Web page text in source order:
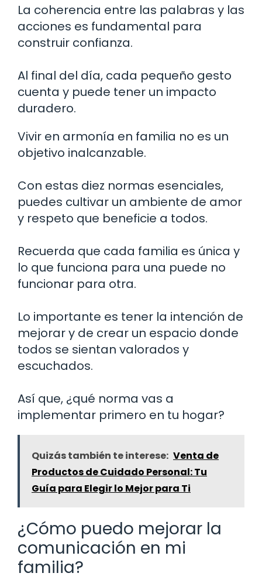
La coherencia entre las palabras y las
acciones es fundamental para
construir confianza.
Al final del día, cada pequeño gesto
cuenta y puede tener un impacto
duradero.
Vivir en armonía en familia no es un
objetivo inalcanzable.
Con estas diez normas esenciales,
puedes cultivar un ambiente de amor
y respeto que beneficie a todos.
Recuerda que cada familia es única y
lo que funciona para una puede no
funcionar para otra.
Lo importante es tener la intención de
mejorar y de crear un espacio donde
todos se sientan valorados y
escuchados.
Así que, ¿qué norma vas a
implementar primero en tu hogar?
Quizás también te interese: Venta de
Productos de Cuidado Personal: Tu
Guía para Elegir lo Mejor para Ti
¿Cómo puedo mejorar la
comunicación en mi
familia?